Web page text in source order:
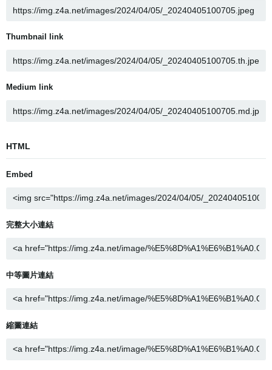
Thumbnail link
Medium link
HTML
Embed
完整大小連結
中等圖片連結
縮圖連結